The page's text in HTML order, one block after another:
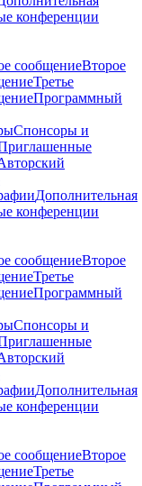
конференции
сообщениеВторое
Третье
Программный
Спонсоры и
Дополнительная
конференции
сообщениеВторое
Третье
Программный
Спонсоры и
Дополнительная
конференции
сообщениеВторое
Третье